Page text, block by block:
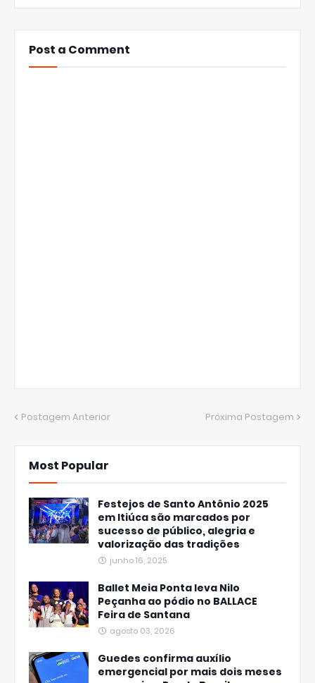
Post a Comment
Postagem Anterior Próxima Postagem
Most Popular
Festejos de Santo Antônio 2025
em Itiúca são marcados por
sucesso de público, alegria e
valorização das tradições
junho 16, 2025
Ballet Meia Ponta leva Nilo
Peçanha ao pódio no BALLACE
Feira de Santana
agosto 03, 2026
Guedes confirma auxílio
emergencial por mais dois meses